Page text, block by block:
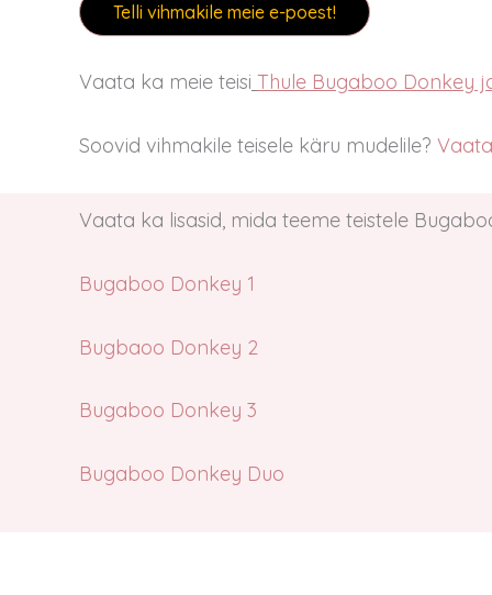
Telli vihmakile meie e-poest!
Vaata ka meie teisi Thule Bugaboo Donkey
Soovid vihmakile teisele käru mudelile?
Vaata ka lisasid, mida teeme teistele
Bugaboo Donkey 1
Bugbaoo Donkey 2
Bugaboo Donkey 3
Bugaboo Donkey Duo